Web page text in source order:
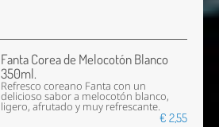
Fanta Corea de Melocotón Blanco
350ml.
Refresco coreano Fanta con un
delicioso sabor a melocotón blanco,
ligero, afrutado y muy refrescante.
€ 2,55